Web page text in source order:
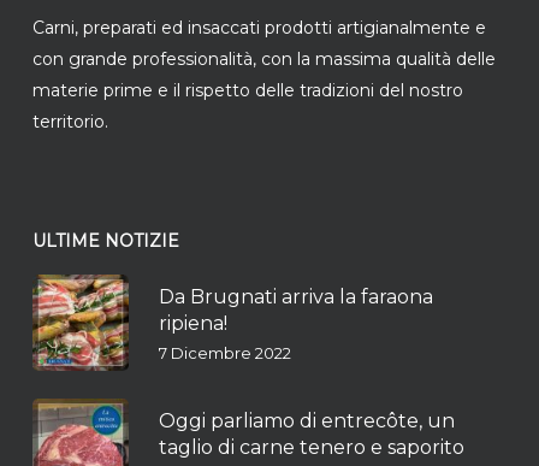
Carni, preparati ed insaccati prodotti artigianalmente e
con grande professionalità, con la massima qualità delle
materie prime e il rispetto delle tradizioni del nostro
territorio.
ULTIME NOTIZIE
Da Brugnati arriva la faraona
ripiena!
7 Dicembre 2022
Oggi parliamo di entrecôte, un
taglio di carne tenero e saporito